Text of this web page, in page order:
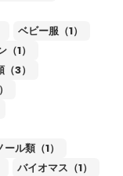
ベビー服（1）
1）
3）
ル類（1）
バイオマス（1）